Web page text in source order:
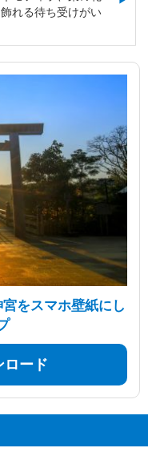
れる待ち受けがい
をスマホ壁紙にし
ロード